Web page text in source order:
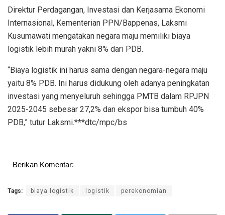
Direktur Perdagangan, Investasi dan Kerjasama Ekonomi
Internasional, Kementerian PPN/Bappenas, Laksmi
Kusumawati mengatakan negara maju memiliki biaya
logistik lebih murah yakni 8% dari PDB.
“Biaya logistik ini harus sama dengan negara-negara maju
yaitu 8% PDB. Ini harus didukung oleh adanya peningkatan
investasi yang menyeluruh sehingga PMTB dalam RPJPN
2025-2045 sebesar 27,2% dan ekspor bisa tumbuh 40%
PDB,” tutur Laksmi.***dtc/mpc/bs
Berikan Komentar:
Tags: biaya logistik logistik perekonomian